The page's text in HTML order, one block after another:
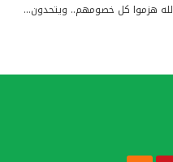
الله هزموا كل خصومهم.. ويتحدون…